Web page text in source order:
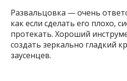
Развальцовка — очень
как если сделать его плохо,
протекать. Хороший
создать зеркально гладкий
заусенцев.